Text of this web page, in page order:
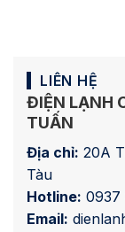
LIÊN HỆ
ĐIỆN LẠNH
TUẤN
Địa chỉ: 20A
Tàu
Hotline: 0937
Email: